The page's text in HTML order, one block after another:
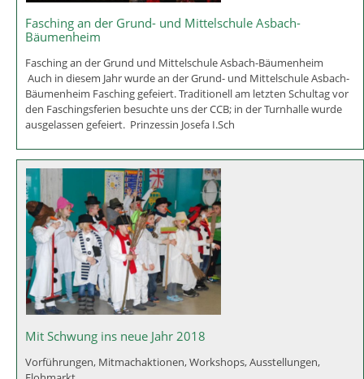
Fasching an der Grund- und Mittelschule Asbach-
Bäumenheim
Fasching an der Grund und Mittelschule Asbach-Bäumenheim
Auch in diesem Jahr wurde an der Grund- und Mittelschule Asbach-
Bäumenheim Fasching gefeiert. Traditionell am letzten Schultag vor
den Faschingsferien besuchte uns der CCB; in der Turnhalle wurde